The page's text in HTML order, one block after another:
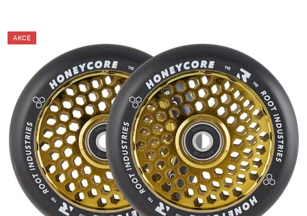
AKCE